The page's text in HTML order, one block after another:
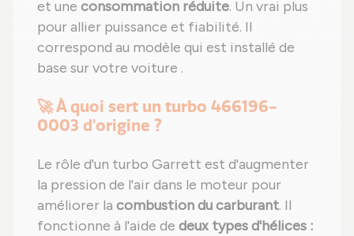
et une consommation réduite. Un vrai plus
pour allier puissance et fiabilité. Il
correspond au modèle qui est installé de
base sur votre voiture .
🚀 À quoi sert un turbo 466196-
0003 d'origine ?
Le rôle d'un turbo Garrett est d'augmenter
la pression de l'air dans le moteur pour
améliorer la combustion du carburant. Il
fonctionne à l'aide de deux types d'hélices :